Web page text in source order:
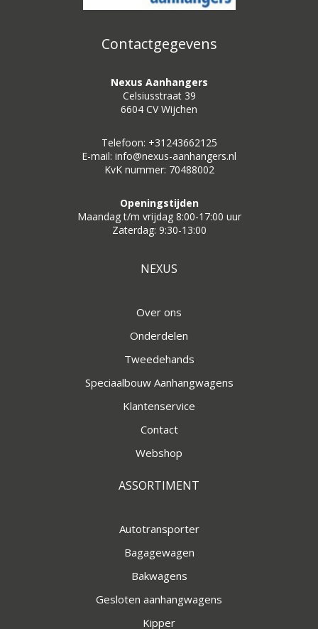
Contactgegevens
Nexus Aanhangers
Celsiusstraat 39
6604 CV Wijchen
Telefoon: +31243662125
E-mail: info@nexus-aanhangers.nl
KvK nummer: 70488002
Openingstijden
Maandag t/m vrijdag 8:00-17:00 uur
Zaterdag: 9:30-13:00
NEXUS
Over ons
Onderdelen
Tweedehands
Speciaalbouw Aanhangwagens
Klantenservice
Contact
Webshop
ASSORTIMENT
Autotransporter
Bagagewagen
Bakwagens
Gesloten aanhangwagens
Kipper